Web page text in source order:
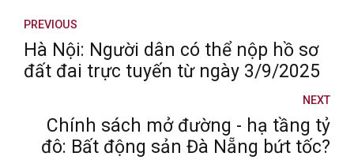
PREVIOUS
Hà Nội: Người dân có thể nộp hồ sơ
đất đai trực tuyến từ ngày 3/9/2025
NEXT
Chính sách mở đường - hạ tầng tỷ
đô: Bất động sản Đà Nẵng bứt tốc?